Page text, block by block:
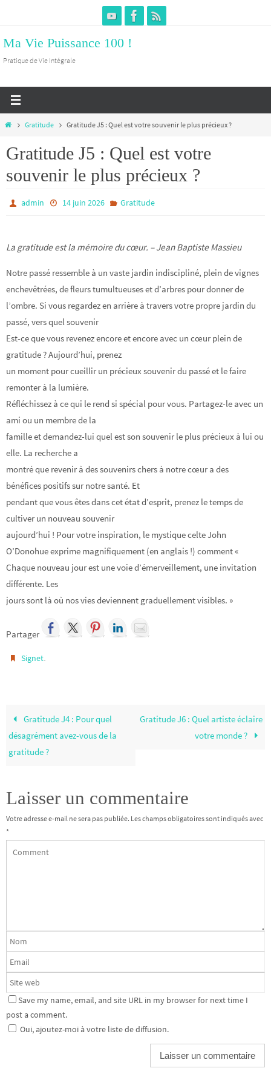
le
contenu
Ma Vie Puissance 100 !
Pratique de Vie Intégrale
HomeGratitude Gratitude J5 : Quel est votre souvenir le plus précieux ?
Gratitude J5 : Quel est votre
souvenir le plus précieux ?
admin 14 juin 2026 Gratitude
La gratitude est la mémoire du cœur. – Jean Baptiste Massieu
Notre passé ressemble à un vaste jardin indiscipliné, plein de vignes
enchevêtrées, de fleurs tumultueuses et d’arbres pour donner de
l’ombre. Si vous regardez en arrière à travers votre propre jardin du
passé, vers quel souvenir
Est-ce que vous revenez encore et encore avec un cœur plein de
gratitude ? Aujourd’hui, prenez
un moment pour cueillir un précieux souvenir du passé et le faire
remonter à la lumière.
Réfléchissez à ce qui le rend si spécial pour vous. Partagez-le avec un
ami ou un membre de la
famille et demandez-lui quel est son souvenir le plus précieux à lui ou
elle. La recherche a
montré que revenir à des souvenirs chers à notre cœur a des
bénéfices positifs sur notre santé. Et
pendant que vous êtes dans cet état d’esprit, prenez le temps de
cultiver un nouveau souvenir
aujourd’hui ! Pour votre inspiration, le mystique celte John
O’Donohue exprime magnifiquement (en anglais !) comment «
Chaque nouveau jour est une voie d’émerveillement, une invitation
différente. Les
jours sont là où nos vies deviennent graduellement visibles. »
Partager
Signet.
Gratitude J4 : Pour quel
désagrément avez-vous de la
gratitude ?
Gratitude J6 : Quel artiste éclaire
votre monde ?
Laisser un commentaire
Votre adresse e-mail ne sera pas publiée. Les champs obligatoires sont indiqués avec
*
Save my name, email, and site URL in my browser for next time I
post a comment.
Oui, ajoutez-moi à votre liste de diffusion.